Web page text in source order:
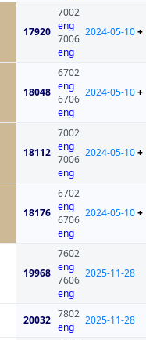
17920
7002
eng
7006
eng
2024-05-10+
18048
6702
eng
6706
eng
2024-05-10+
18112
7002
eng
7006
eng
2024-05-10+
18176
6702
eng
6706
eng
2024-05-10+
19968
7602
eng
7606
eng
2025-11-28
20032 7802
eng
2025-11-28